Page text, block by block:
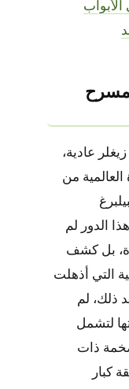
عادية،
من
الدور لم
بل كشف
التي أذهلت
ذلك، لم
لتشمل
ذات
كبار